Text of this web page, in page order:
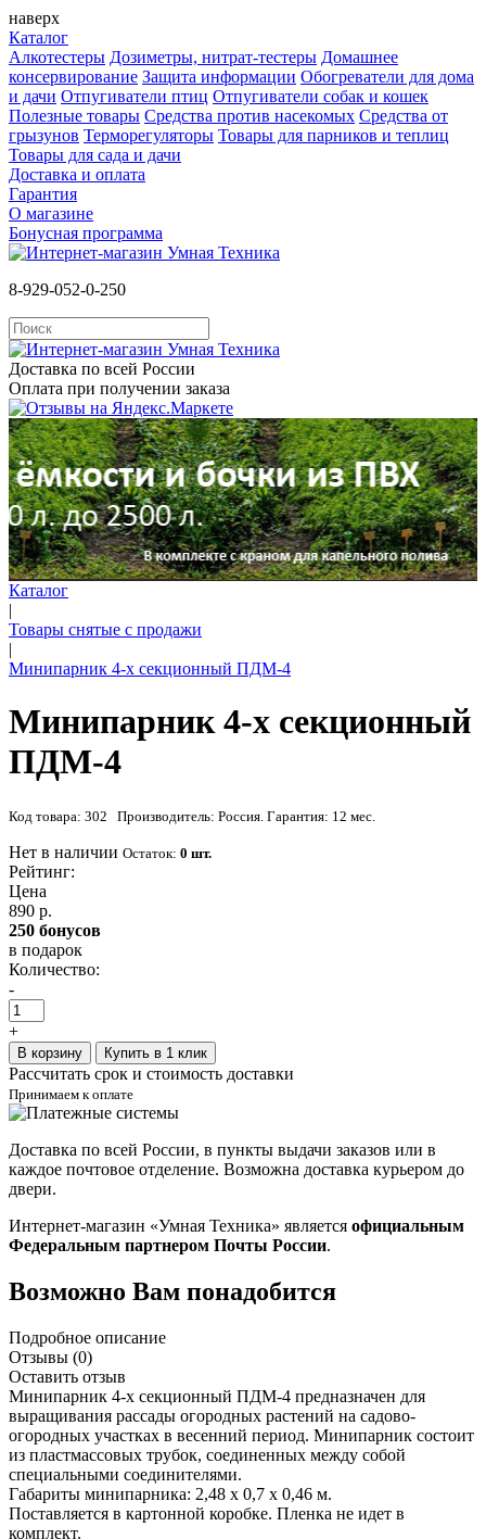
наверх
Каталог
Алкотестеры Дозиметры, нитрат-тестеры Домашнее
консервирование Защита информации Обогреватели для дома
и дачи Отпугиватели птиц Отпугиватели собак и кошек
Полезные товары Средства против насекомых Cредства от
грызунов Терморегуляторы Товары для парников и теплиц
Товары для сада и дачи
Доставка и оплата
Гарантия
О магазине
Бонусная программа
8-929-052-0-250
Доставка по всей России
Оплата при получении заказа
Каталог
|
Товары снятые с продажи
|
Минипарник 4-х секционный ПДМ-4
Минипарник 4-х секционный
ПДМ-4
Код товара: 302 Производитель: Россия. Гарантия: 12 мес.
Нет в наличии Остаток: 0 шт.
Рейтинг:
Цена
890 р.
250 бонусов
в подарок
Количество:
-
+
В корзину Купить в 1 клик
Рассчитать срок и стоимость доставки
Принимаем к оплате
Доставка по всей России, в пункты выдачи заказов или в
каждое почтовое отделение. Возможна доставка курьером до
двери.
Интернет-магазин «Умная Техника» является официальным
Федеральным партнером Почты России.
Возможно Вам понадобится
Подробное описание
Отзывы (0)
Оставить отзыв
Минипарник 4-х секционный ПДМ-4 предназначен для
выращивания рассады огородных растений на садово-
огородных участках в весенний период. Минипарник состоит
из пластмассовых трубок, соединенных между собой
специальными соединителями.
Габариты минипарника: 2,48 х 0,7 х 0,46 м.
Поставляется в картонной коробке. Пленка не идет в
комплект.